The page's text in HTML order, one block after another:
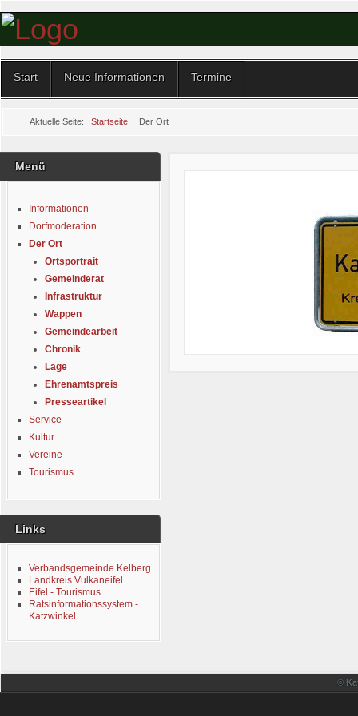
Start Neue Informationen Termine
Aktuelle Seite: Startseite Der Ort
Menü
Informationen
Dorfmoderation
Der Ort
Ortsportrait
Gemeinderat
Infrastruktur
Wappen
Gemeindearbeit
Chronik
Lage
Ehrenamtspreis
Presseartikel
Service
Kultur
Vereine
Tourismus
Links
Verbandsgemeinde Kelberg
Landkreis Vulkaneifel
Eifel - Tourismus
Ratsinformationssystem -
Katzwinkel
©